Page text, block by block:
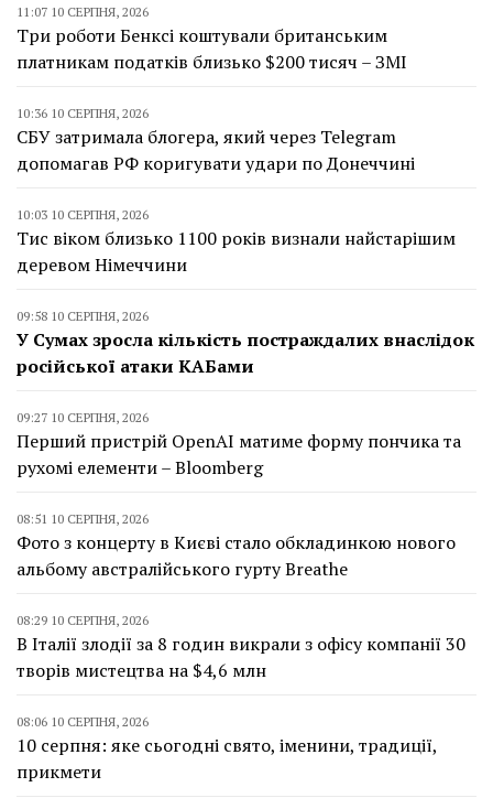
11:07 10 СЕРПНЯ, 2026
Три роботи Бенксі коштували британським
платникам податків близько $200 тисяч – ЗМІ
10:36 10 СЕРПНЯ, 2026
СБУ затримала блогера, який через Telegram
допомагав РФ коригувати удари по Донеччині
10:03 10 СЕРПНЯ, 2026
Тис віком близько 1100 років визнали найстарішим
деревом Німеччини
09:58 10 СЕРПНЯ, 2026
У Сумах зросла кількість постраждалих внаслідок
російської атаки КАБами
09:27 10 СЕРПНЯ, 2026
Перший пристрій OpenAI матиме форму пончика та
рухомі елементи – Bloomberg
08:51 10 СЕРПНЯ, 2026
Фото з концерту в Києві стало обкладинкою нового
альбому австралійського гурту Breathe
08:29 10 СЕРПНЯ, 2026
В Італії злодії за 8 годин викрали з офісу компанії 30
творів мистецтва на $4,6 млн
08:06 10 СЕРПНЯ, 2026
10 серпня: яке сьогодні свято, іменини, традиції,
прикмети